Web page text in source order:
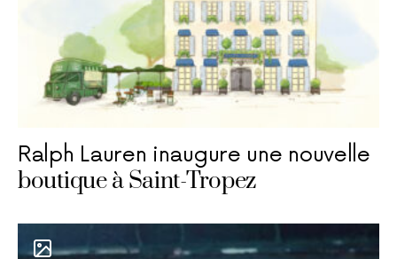
Ralph Lauren inaugure une nouvelle
boutique à Saint-Tropez